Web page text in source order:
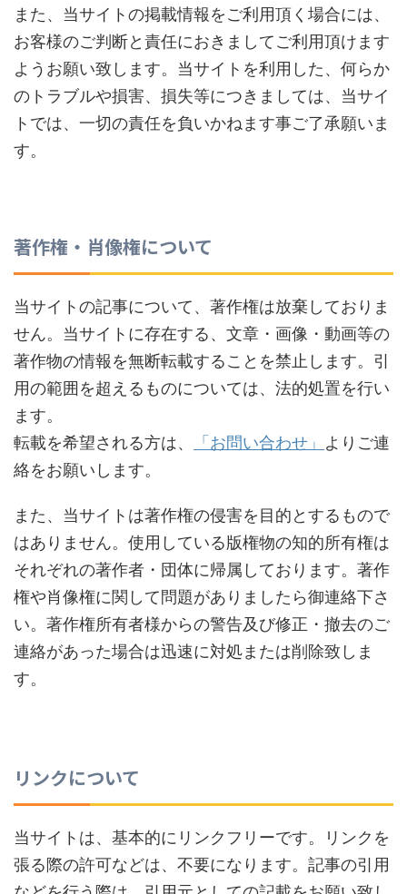
また、当サイトの掲載情報をご利用頂く場合には、
お客様のご判断と責任におきましてご利用頂けます
ようお願い致します。当サイトを利用した、何らか
のトラブルや損害、損失等につきましては、当サイ
トでは、一切の責任を負いかねます事ご了承願いま
す。
著作権・肖像権について
当サイトの記事について、著作権は放棄しておりま
せん。当サイトに存在する、文章・画像・動画等の
著作物の情報を無断転載することを禁止します。引
用の範囲を超えるものについては、法的処置を行い
ます。
転載を希望される方は、
「お問い合わせ」 よりご連
絡をお願いします。
また、当サイトは著作権の侵害を目的とするもので
はありません。使用している版権物の知的所有権は
それぞれの著作者・団体に帰属しております。著作
権や肖像権に関して問題がありましたら御連絡下さ
い。著作権所有者様からの警告及び修正・撤去のご
連絡があった場合は迅速に対処または削除致しま
す。
リンクについて
当サイトは、基本的にリンクフリーです。リンクを
張る際の許可などは、不要になります。記事の引用